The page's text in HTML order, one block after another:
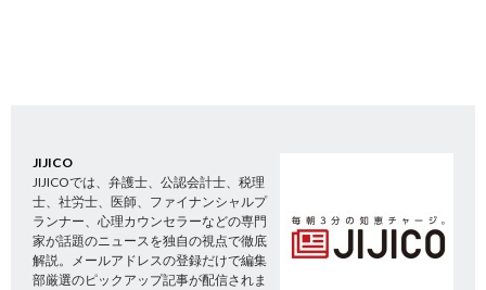
JIJICO
JIJICOでは、弁護士、公認会計士、税理
士、社労士、医師、ファイナンシャルプ
ランナー、心理カウンセラーなどの専門
家が話題のニュースを独自の視点で徹底
解説。メールアドレスの登録だけで編集
部厳選のピックアップ記事が配信されま